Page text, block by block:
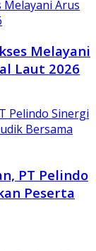
Melayani
Laut 2026
PT Pelindo
Peserta